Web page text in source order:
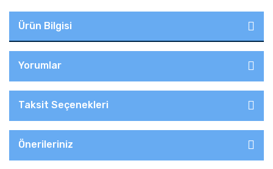
Ürün Bilgisi
Yorumlar
Taksit Seçenekleri
Önerileriniz